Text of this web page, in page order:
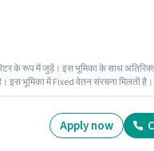
के रूप में जुड़ें। इस भूमिका के साथ
इस भूमिका में Fixed वेतन संरचना मिलती है।
Apply now